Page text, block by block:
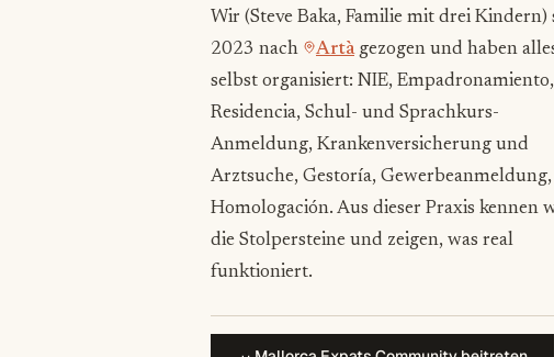
Wir (Steve Baka, Familie mit drei Kindern)
2023 nach
Artàgezogen und haben
selbst organisiert: NIE, Empadronamiento,
Residencia, Schul- und Sprachkurs-
Anmeldung, Krankenversicherung und
Arztsuche, Gestoría, Gewerbeanmeldung,
Homologación. Aus dieser Praxis kennen
die Stolpersteine und zeigen, was real
funktioniert.